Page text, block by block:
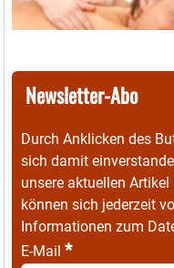
Newsletter-Abo
Durch Anklicken des
sich damit
unsere aktuellen
können sich jederzeit
Informationen zum
E-Mail *